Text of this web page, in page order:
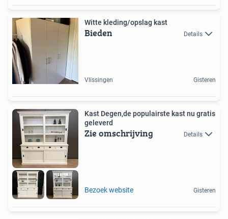
Witte kleding/opslag kast
Bieden Details
Vlissingen Gisteren
Kast Degen,de populairste kast nu gratis
geleverd
Zie omschrijving Details
Bezoek website Gisteren